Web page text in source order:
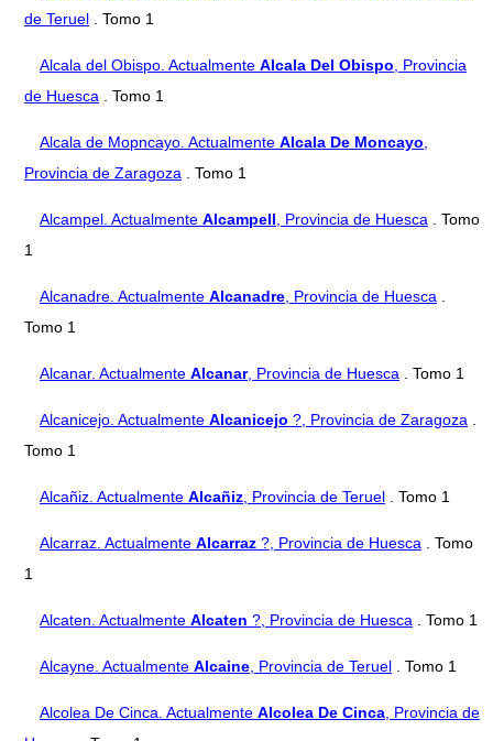
de Teruel . Tomo 1
Alcala del Obispo. Actualmente Alcala Del Obispo , Provincia
de Huesca . Tomo 1
Alcala de Mopncayo. Actualmente Alcala De Moncayo
Provincia de Zaragoza . Tomo 1
Alcampel. Actualmente Alcampell , Provincia de Huesca . Tomo
1
Alcanadre. Actualmente Alcanadre , Provincia de Huesca
Tomo 1
Alcanar. Actualmente Alcanar, Provincia de Huesca . Tomo 1
Alcanicejo. Actualmente Alcanicejo ?, Provincia de Zaragoza
Tomo 1
Alcañiz. Actualmente Alcañiz , Provincia de Teruel . Tomo 1
Alcarraz. Actualmente Alcarraz ?, Provincia de Huesca . Tomo
1
Alcaten. Actualmente Alcaten ?, Provincia de Huesca . Tomo 1
Alcayne. Actualmente Alcaine , Provincia de Teruel . Tomo 1
Alcolea De Cinca. Actualmente Alcolea De Cinca , Provincia de